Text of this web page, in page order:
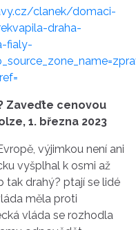
clanek/domaci-
draha-
fialy-
Zaveďte cenovou
1. března 2023
výjimkou není ani
vyšplhal k osmi až
tak drahý? ptají se lidé
měla proti
vláda se rozhodla